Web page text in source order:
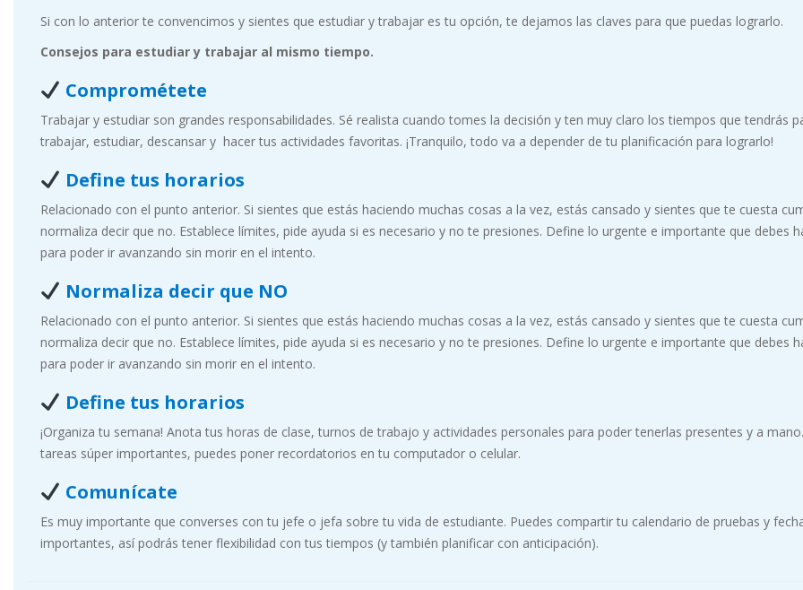
Si con lo anterior te convencimos y sientes que estudiar y trabajar es tu opción, te dejamos las claves para que puedas lograrlo.
Consejos para estudiar y trabajar al mismo tiempo.
Comprométete
Trabajar y estudiar son grandes responsabilidades. Sé realista cuando tomes la decisión y ten muy claro los tiempos que tendrás
trabajar, estudiar, descansar y hacer tus actividades favoritas. ¡Tranquilo, todo va a depender de tu planificación para lograrlo!
Define tus horarios
Relacionado con el punto anterior. Si sientes que estás haciendo muchas cosas a la vez, estás cansado y sientes que te cuesta
normaliza decir que no. Establece límites, pide ayuda si es necesario y no te presiones. Define lo urgente e importante que debes
para poder ir avanzando sin morir en el intento.
Normaliza decir que NO
Relacionado con el punto anterior. Si sientes que estás haciendo muchas cosas a la vez, estás cansado y sientes que te cuesta
normaliza decir que no. Establece límites, pide ayuda si es necesario y no te presiones. Define lo urgente e importante que debes
para poder ir avanzando sin morir en el intento.
Define tus horarios
¡Organiza tu semana! Anota tus horas de clase, turnos de trabajo y actividades personales para poder tenerlas presentes y a
tareas súper importantes, puedes poner recordatorios en tu computador o celular.
Comunícate
Es muy importante que converses con tu jefe o jefa sobre tu vida de estudiante. Puedes compartir tu calendario de pruebas y
importantes, así podrás tener flexibilidad con tus tiempos (y también planificar con anticipación).